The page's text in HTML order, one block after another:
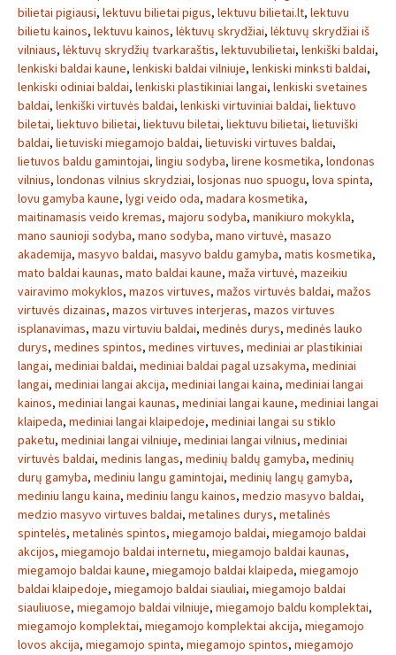
bilietai pigiausi, lektuvu bilietai pigus, lektuvu bilietai.lt, lektuvu
bilietu kainos, lektuvu kainos, lėktuvų skrydžiai, lėktuvų skrydžiai iš
vilniaus, lėktuvų skrydžių tvarkaraštis, lektuvubilietai, lenkiški baldai,
lenkiski baldai kaune, lenkiski baldai vilniuje, lenkiski minksti baldai,
lenkiski odiniai baldai, lenkiski plastikiniai langai, lenkiski svetaines
baldai, lenkiški virtuvės baldai, lenkiski virtuviniai baldai, liektuvo
biletai, liektuvo bilietai, liektuvu biletai, liektuvu bilietai, lietuviški
baldai, lietuviski miegamojo baldai, lietuviski virtuves baldai,
lietuvos baldu gamintojai, lingiu sodyba, lirene kosmetika, londonas
vilnius, londonas vilnius skrydziai, losjonas nuo spuogu, lova spinta,
lovu gamyba kaune, lygi veido oda, madara kosmetika,
maitinamasis veido kremas, majoru sodyba, manikiuro mokykla,
mano saunioji sodyba, mano sodyba, mano virtuvė, masazo
akademija, masyvo baldai, masyvo baldu gamyba, matis kosmetika,
mato baldai kaunas, mato baldai kaune, maža virtuvė, mazeikiu
vairavimo mokyklos, mazos virtuves, mažos virtuvės baldai, mažos
virtuvės dizainas, mazos virtuves interjeras, mazos virtuves
isplanavimas, mazu virtuviu baldai, medinės durys, medinės lauko
durys, medines spintos, medines virtuves, mediniai ar plastikiniai
langai, mediniai baldai, mediniai baldai pagal uzsakyma, mediniai
langai, mediniai langai akcija, mediniai langai kaina, mediniai langai
kainos, mediniai langai kaunas, mediniai langai kaune, mediniai langai
klaipeda, mediniai langai klaipedoje, mediniai langai su stiklo
paketu, mediniai langai vilniuje, mediniai langai vilnius, mediniai
virtuvės baldai, medinis langas, medinių baldų gamyba, medinių
durų gamyba, mediniu langu gamintojai, medinių langų gamyba,
mediniu langu kaina, mediniu langu kainos, medzio masyvo baldai,
medzio masyvo virtuves baldai, metalines durys, metalinės
spintelės, metalinės spintos, miegamojo baldai, miegamojo baldai
akcijos, miegamojo baldai internetu, miegamojo baldai kaunas,
miegamojo baldai kaune, miegamojo baldai klaipeda, miegamojo
baldai klaipedoje, miegamojo baldai siauliai, miegamojo baldai
siauliuose, miegamojo baldai vilniuje, miegamojo baldu komplektai,
miegamojo komplektai, miegamojo komplektai akcija, miegamojo
lovos akcija, miegamojo spinta, miegamojo spintos, miegamojo